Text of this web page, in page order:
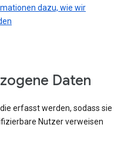
dazu, wie wir
Daten
erfasst werden, sodass sie
Nutzer verweisen